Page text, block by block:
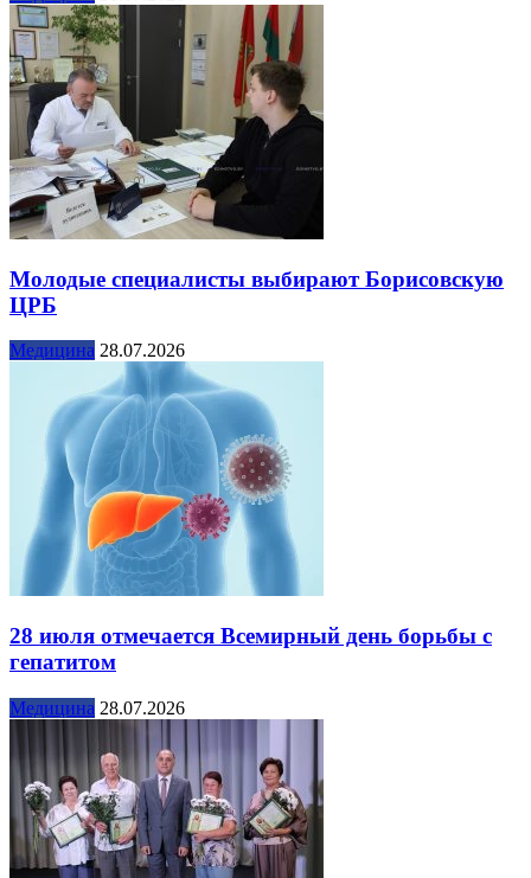
Молодые специалисты выбирают Борисовскую
ЦРБ
Медицина 28.07.2026
28 июля отмечается Всемирный день борьбы с
гепатитом
Медицина 28.07.2026